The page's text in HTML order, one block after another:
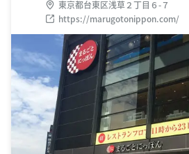
東京都台東区浅草２丁目６-７
https://marugotonippon.com/